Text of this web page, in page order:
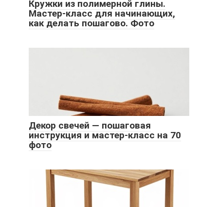
Кружки из полимерной глины.
Мастер-класс для начинающих,
как делать пошагово. Фото
Декор свечей — пошаговая
инструкция и мастер-класс на 70
фото